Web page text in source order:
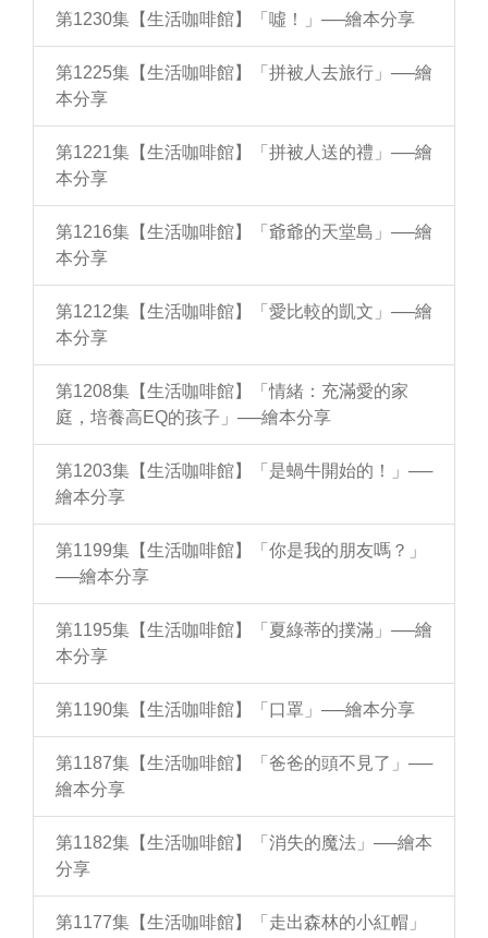
第1230集【生活咖啡館】「噓！」──繪本分享
第1225集【生活咖啡館】「拼被人去旅行」──繪
本分享
第1221集【生活咖啡館】「拼被人送的禮」──繪
本分享
第1216集【生活咖啡館】「爺爺的天堂島」──繪
本分享
第1212集【生活咖啡館】「愛比較的凱文」──繪
本分享
第1208集【生活咖啡館】「情緒：充滿愛的家
庭，培養高EQ的孩子」──繪本分享
第1203集【生活咖啡館】「是蝸牛開始的！」──
繪本分享
第1199集【生活咖啡館】「你是我的朋友嗎？」
──繪本分享
第1195集【生活咖啡館】「夏綠蒂的撲滿」──繪
本分享
第1190集【生活咖啡館】「口罩」──繪本分享
第1187集【生活咖啡館】「爸爸的頭不見了」──
繪本分享
第1182集【生活咖啡館】「消失的魔法」──繪本
分享
第1177集【生活咖啡館】「走出森林的小紅帽」